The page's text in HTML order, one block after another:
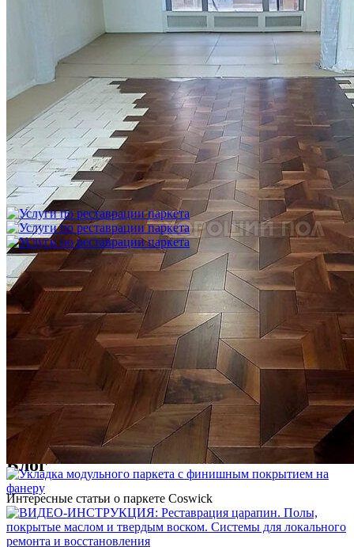
Укладка модульного паркета с финишным покрытием на
фанеру
3 600 ₽
Услуги по реставрации паркета
1 500 ₽
Блог
Интересные статьи о паркете Coswick